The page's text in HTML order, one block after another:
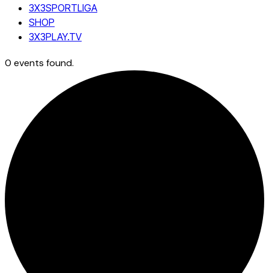
3X3SPORTLIGA
SHOP
3X3PLAY.TV
0 events found.